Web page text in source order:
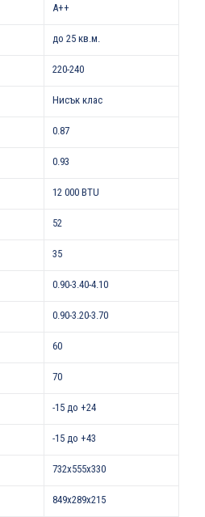
A++
до 25 кв.м.
220-240
Нисък клас
0.87
0.93
12 000 BTU
52
35
0.90-3.40-4.10
0.90-3.20-3.70
60
70
-15 до +24
-15 до +43
732x555x330
849x289x215